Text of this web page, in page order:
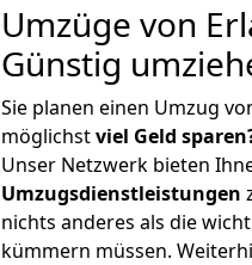
Umzüge von
Günstig
Sie planen einen Umzug
möglichstviel Geld
Unser Netzwerk bieten
Umzugsdienstleistungen
nichts anderes als die
kümmern müssen.